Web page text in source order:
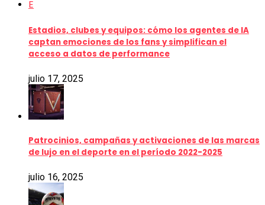
E
Estadios, clubes y equipos: cómo los agentes de IA
captan emociones de los fans y simplifican el
acceso a datos de performance
julio 17, 2025
Patrocinios, campañas y activaciones de las marcas
de lujo en el deporte en el período 2022-2025
julio 16, 2025